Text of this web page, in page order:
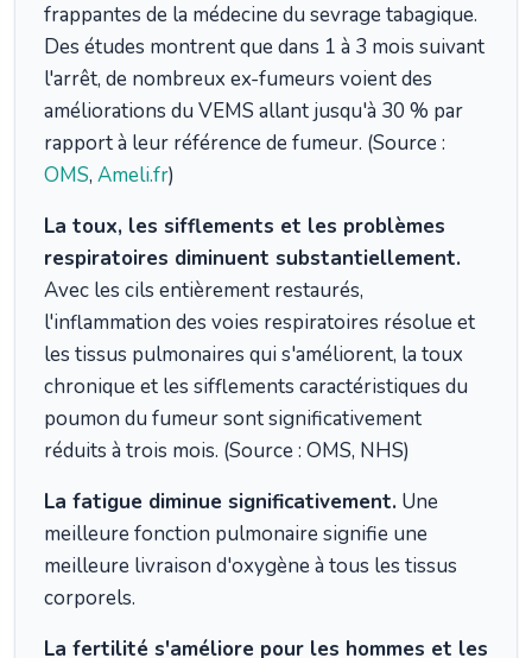
frappantes de la médecine du sevrage tabagique.
Des études montrent que dans 1 à 3 mois suivant
l'arrêt, de nombreux ex-fumeurs voient des
améliorations du VEMS allant jusqu'à 30 % par
rapport à leur référence de fumeur. (Source :
OMS, Ameli.fr)
La toux, les sifflements et les problèmes
respiratoires diminuent substantiellement.
Avec les cils entièrement restaurés,
l'inflammation des voies respiratoires résolue et
les tissus pulmonaires qui s'améliorent, la toux
chronique et les sifflements caractéristiques du
poumon du fumeur sont significativement
réduits à trois mois. (Source : OMS, NHS)
La fatigue diminue significativement. Une
meilleure fonction pulmonaire signifie une
meilleure livraison d'oxygène à tous les tissus
corporels.
La fertilité s'améliore pour les hommes et les